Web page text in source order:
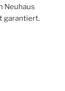
Neuhaus
garantiert.